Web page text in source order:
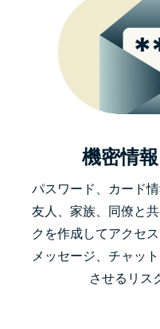
機密情
パスワード、カード
友人、家族、同僚と
クを作成してアクセ
メッセージ、チャッ
させるリス